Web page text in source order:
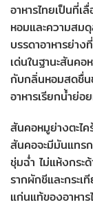
อาหารไทยเป็นที่เ
หอมและความสม
บรรดาอาหารย่า
เด่นในฐานะสันค
กับกลิ่นหอมสดชื่นข
อาหารเรียกน้ำย่อ
สันคอหมูย่างตะไค
สันคอจะมีมันแทร
ชุ่มฉ่ำ ไม่แห้งกระ
รากผักชีและกระ
แก่นแท้ของอาหา